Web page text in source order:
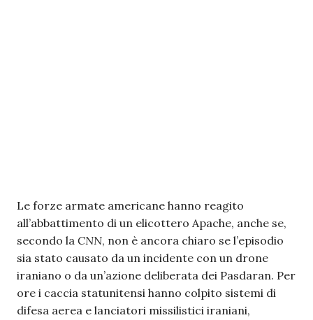
Le forze armate americane hanno reagito
all’abbattimento di un elicottero Apache, anche se,
secondo la CNN, non è ancora chiaro se l’episodio
sia stato causato da un incidente con un drone
iraniano o da un’azione deliberata dei Pasdaran. Per
ore i caccia statunitensi hanno colpito sistemi di
difesa aerea e lanciatori missilistici iraniani,